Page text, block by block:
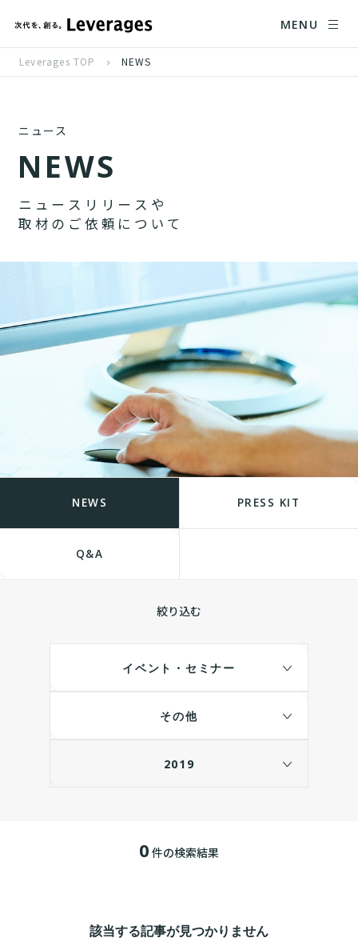
MENU
Leverages TOP NEWS
ニュース
NEWS
ニ ュ ー ス リ リ ー ス や
取 材 の ご 依 頼 に つ い て
NEWS PRESS KIT
Q&A
絞り込む
イベント・セミナー
その他
2019
0 件の検索結果
該当する記事が見つかりません